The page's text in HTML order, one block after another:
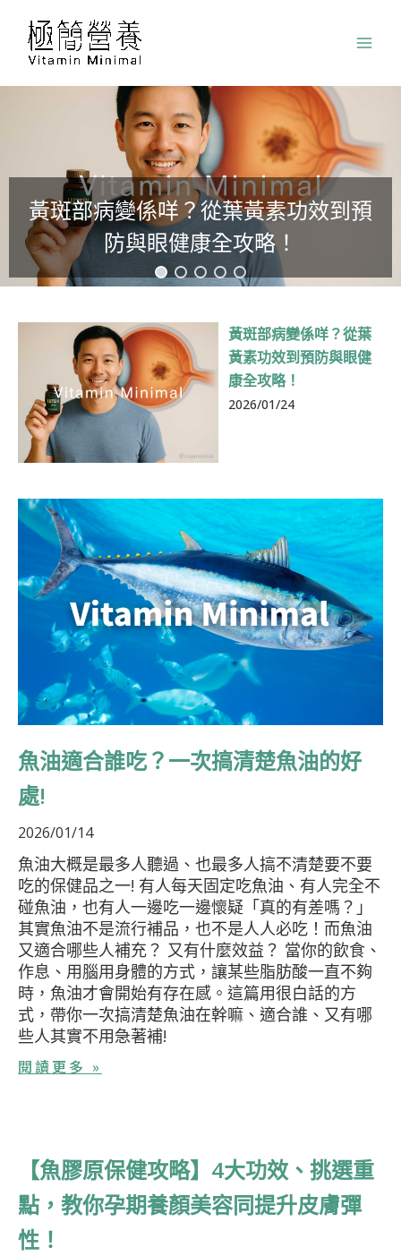
黃斑部病變係咩？從葉黃素功效到預
防與眼健康全攻略！
黃斑部病變係咩？從葉
黃素功效到預防與眼健
康全攻略！
2026/01/24
魚油適合誰吃？一次搞清楚魚油的好
處!
2026/01/14
魚油大概是最多人聽過、也最多人搞不清楚要不要
吃的保健品之一! 有人每天固定吃魚油、有人完全不
碰魚油，也有人一邊吃一邊懷疑「真的有差嗎？」
其實魚油不是流行補品，也不是人人必吃！而魚油
又適合哪些人補充？ 又有什麼效益？ 當你的飲食、
作息、用腦用身體的方式，讓某些脂肪酸一直不夠
時，魚油才會開始有存在感。這篇用很白話的方
式，帶你一次搞清楚魚油在幹嘛、適合誰、又有哪
些人其實不用急著補!
閱讀更多 »
【魚膠原保健攻略】4大功效、挑選重
點，教你孕期養顏美容同提升皮膚彈
性！
面 面
面
面